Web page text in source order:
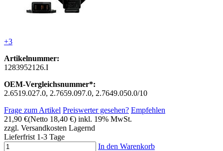
+3
Artikelnummer:
1283952126.I
OEM-Vergleichsnummer*:
2.6519.027.0, 2.7659.097.0, 2.7649.050.0/10
Frage zum Artikel Preiswerter gesehen? Empfehlen
21,90 €(Netto 18,40 €) inkl. 19% MwSt.
zzgl. Versandkosten Lagernd
Lieferfrist 1-3 Tage
In den Warenkorb